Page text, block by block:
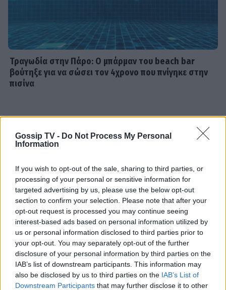
Gossip TV - Do Not Process My Personal
Information
If you wish to opt-out of the sale, sharing to third parties, or
processing of your personal or sensitive information for
targeted advertising by us, please use the below opt-out
section to confirm your selection. Please note that after your
opt-out request is processed you may continue seeing
interest-based ads based on personal information utilized by
us or personal information disclosed to third parties prior to
your opt-out. You may separately opt-out of the further
disclosure of your personal information by third parties on the
IAB’s list of downstream participants. This information may
also be disclosed by us to third parties on the IAB’s List of
Downstream Participants that may further disclose it to other
Τσουβέλας: Η σχέση με την Εύα και η
δημόσια υπεράσπισή της από τους
haters - «Θα το έκανα 500 φορές»
Πάρο, χωριστά στα social - Οι νέες
SHOWBIZ
Μελέτης Ηλίας: Τα δέκα χρόνια
ψυχοθεραπείας, τα πρωτοσέλιδα και
ο «τέλειος» γάμος
GOSSIP SPECIALS
Σας μοιάζει η Σμαράγδα Καρύδη για
57 ετών; Και όμως! Τόσα κεράκια θα
έχει η τούρτα της σήμερα!
Τραγωδία στην Πάρο: Ο μπάρμαν του beach bar
βούτηξε για να σώσει τον 4χρονο που πνίγηκε στην
πισίνα
Οι παικταράδες που δεν έγιναν ποτέ οι θρύλοι που
περιμέναμε